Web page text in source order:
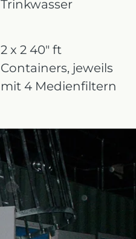
Trinkwasser
2 x 2 40" ft
Containers, jeweils
mit 4 Medienfiltern